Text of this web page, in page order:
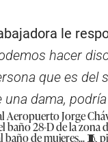
le
hacer
que es del
una dama,
Aeropuerto Jorge
baño 28-D de la
de mujeres... 🧵